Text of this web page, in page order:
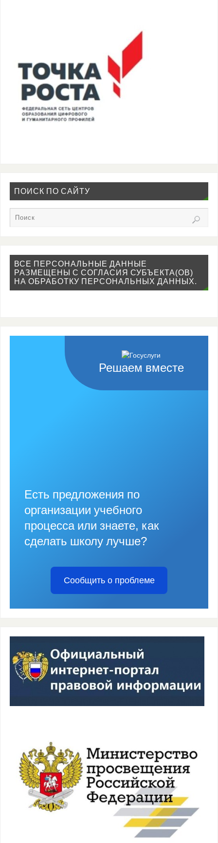
ПОИСК ПО САЙТУ
ВСЕ ПЕРСОНАЛЬНЫЕ ДАННЫЕ
РАЗМЕЩЕНЫ С СОГЛАСИЯ СУБЪЕКТА(ОВ)
НА ОБРАБОТКУ ПЕРСОНАЛЬНЫХ ДАННЫХ.
Решаем вместе
Есть предложения по
организации учебного
процесса или знаете, как
сделать школу лучше?
Сообщить о проблеме